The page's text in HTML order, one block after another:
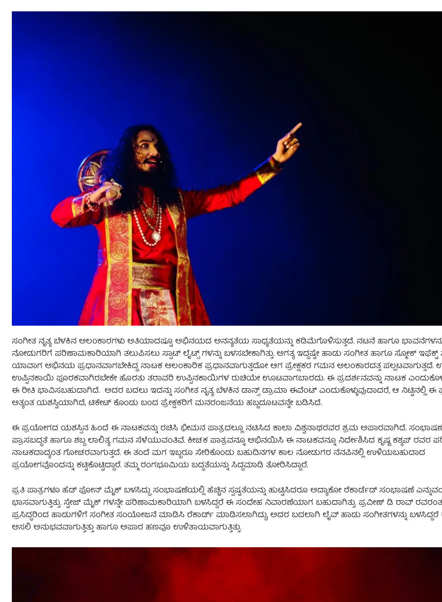
ಸಂಗೀತ ನೃತ್ಯ ಬೆಳಕಿನ ಅಲಂಕಾರಗಳು ಅತಿಯಾದಷ್ಟೂ ಅಭಿನಯದ ಅನನ್ಯತೆಯ ಸಾಧ್ಯತೆಯನ್ನು ಕಡಿಮೆಗೊಳಿಸುತ್ತದೆ. ನಟನೆ ಹಾಗೂ
ನೋಡುಗರಿಗೆ ಪರಿಣಾಮಕಾರಿಯಾಗಿ ತಲುಪಿಸಲು ಸ್ಪಾಟ್ ಲೈಟ್ಸ್ ಗಳನ್ನು ಬಳಸಬೇಕಾಗಿತ್ತು. ಅಗತ್ಯ ಇದ್ದಷ್ಟೇ ಹಾಡು ಸಂಗೀತ ಹಾಗೂ ಸ್ಮೋಕ್ ಇಫೆಕ್ಟ್
ಯಾವಾಗ ಅಭಿನಯ ಪ್ರಧಾನವಾಗಬೇಕಿದ್ದ ನಾಟಕ ಅಲಂಕಾರಿಕ ಪ್ರಧಾನವಾಗುತ್ತದೋ ಆಗ ಪ್ರೇಕ್ಷಕರ ಗಮನ ಅಲಂಕಾರದತ್ತ ಪಲ್ಲಟವಾಗುತ್ತದೆ.
ಉಪ್ಪಿನಕಾಯಿ ಪೂರಕವಾಗಿರಬೇಕೇ ಹೊರತು ತರಾವರಿ ಉಪ್ಪಿನಕಾಯಿಗಳ ರುಚಿಯೇ ಊಟವಾಗಬಾರದು. ಈ ಪ್ರದರ್ಶನವನ್ನು ನಾಟಕ
ಈ ರೀತಿ ಭಾವಿಸಬಹುದಾಗಿದೆ. ಅದರ ಬದಲು ಇದನ್ನು ಸಂಗೀತ ನೃತ್ಯ ಬೆಳಕಿನ ಡಾನ್ಸ್ ಡ್ರಾಮಾ ಈವೆಂಟ್ ಎಂದುಕೊಳ್ಳುವುದಾದರೆ, ಆ ನಿಟ್ಟಿನಲ್ಲಿ
ಅತ್ಯಂತ ಯಶಸ್ವಿಯಾಗಿದೆ, ಟಿಕೇಟ್ ಕೊಂಡು ಬಂದ ಪ್ರೇಕ್ಷಕರಿಗೆ ಮನರಂಜನೆಯ ಹಬ್ಬದೂಟವನ್ನೇ ಬಡಿಸಿದೆ.
ಈ ಪ್ರಯೋಗದ ಯಶಸ್ಸಿನ ಹಿಂದೆ ಈ ನಾಟಕವನ್ನು ರಚಿಸಿ ಭೀಮನ ಪಾತ್ರದಲ್ಲೂ ನಟಿಸಿದ ಕಾಲಾ ವಿಶ್ವನಾಥರವರ ಶ್ರಮ ಅಪಾರವಾಗಿದೆ.
ಪ್ರಾಸಬದ್ಧತೆ ಹಾಗೂ ಶಬ್ದ ಲಾಲಿತ್ಯ ಗಮನ ಸೆಳೆಯುವಂತಿವೆ. ಕೀಚಕ ಪಾತ್ರವನ್ನೂ ಅಭಿನಯಿಸಿ ಈ ನಾಟಕವನ್ನೂ ನಿರ್ದೇಶಿಸಿದ ಕೃಷ್ಣ ಕಶ್ಯಪ್ ರವರ
ನಾಟಕದಾದ್ಯಂತ ಗೋಚರವಾಗುತ್ತದೆ. ಈ ತಂದೆ ಮಗ ಇಬ್ಬರೂ ಸೇರಿಕೊಂಡು ಬಹುದಿನಗಳ ಕಾಲ ನೋಡುಗರ ನೆನಪಿನಲ್ಲಿ ಉಳಿಯಬಹುದಾದ
ಪ್ರಯೋಗವೊಂದನ್ನು ಕಟ್ಟಿಕೊಟ್ಟಿದ್ದಾರೆ. ತಮ್ಮ ರಂಗಭೂಮಿಯ ಬದ್ಧತೆಯನ್ನು ಸಿದ್ದಮಾಡಿ ತೋರಿಸಿದ್ದಾರೆ.
ಪ್ರತಿ ಪಾತ್ರಗಳೂ ಹೆಡ್ ಫೋನ್ ಮೈಕ್ ಬಳಸಿದ್ದು ಸಂಭಾಷಣೆಯಲ್ಲಿ ಹೆಚ್ಚಿನ ಸ್ಪಷ್ಟತೆಯನ್ನು ಹುಟ್ಟಿಸಿದರೂ ಅದ್ಯಾಕೋ ರೆಕಾರ್ಡೆಡ್ ಸಂಭಾಷಣೆ
ಭಾಸವಾಗುತ್ತಿತ್ತು. ಸ್ಟೇಜ್ ಮೈಕ್ ಗಳನ್ನೇ ಪರಿಣಾಮಕಾರಿಯಾಗಿ ಬಳಸಿದ್ದರೆ ಈ ಸಂದೇಹ ನಿವಾರಣೆಯಾಗ ಬಹುದಾಗಿತ್ತು. ಪ್ರವೀಣ್ ಡಿ ರಾವ್
ಪ್ರಸಿದ್ಧರಿಂದ ಹಾಡುಗಳಿಗೆ ಸಂಗೀತ ಸಂಯೋಜನೆ ಮಾಡಿಸಿ ರೆಕಾರ್ಡ್ ಮಾಡಿಸಲಾಗಿದ್ದು, ಅದರ ಬದಲಾಗಿ ಲೈವ್ ಹಾಡು ಸಂಗೀತಗಳನ್ನು ಬಳಸಿದ್ದರೆ
ಅಸಲಿ ಅನುಭವವಾಗುತ್ತಿತ್ತು ಹಾಗೂ ಅಪಾರ ಹಣವೂ ಉಳಿತಾಯವಾಗುತ್ತಿತ್ತು.